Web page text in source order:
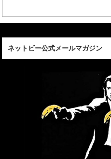
ネットビー公式メールマガジン